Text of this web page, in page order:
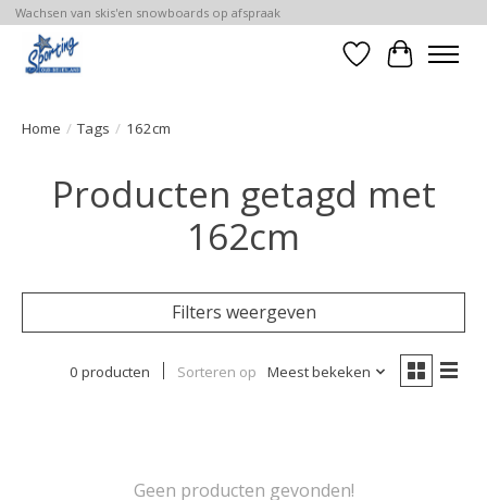
Wachsen van skis'en snowboards op afspraak
Verlanglijst
Home / Tags / 162cm
Producten getagd met
162cm
Filters weergeven
0 producten Sorteren op Meest bekeken
Geen producten gevonden!